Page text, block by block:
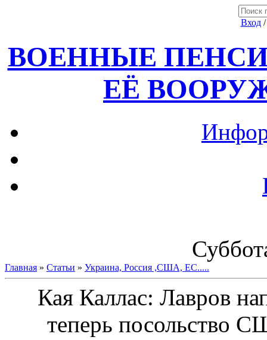
Вход
ВОЕННЫЕ
ЕЁ
Главная » Статьи » Украина, Россия ,США, ЕС.....
Кая Каллас: Лавров
теперь посольство